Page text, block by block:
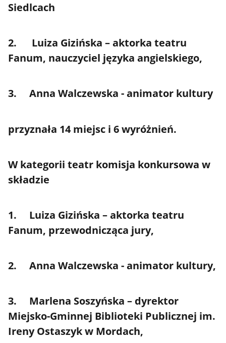
Siedlcach
2. Luiza Gizińska – aktorka teatru
Fanum, nauczyciel języka angielskiego,
3. Anna Walczewska - animator kultury
przyznała 14 miejsc i 6 wyróżnień.
W kategorii teatr komisja konkursowa w
składzie
1. Luiza Gizińska – aktorka teatru
Fanum, przewodnicząca jury,
2. Anna Walczewska - animator kultury,
3. Marlena Soszyńska – dyrektor
Miejsko-Gminnej Biblioteki Publicznej im.
Ireny Ostaszyk w Mordach,